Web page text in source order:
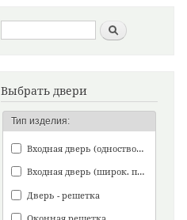
Форма поиска Найти
Выбрать двери
Тип изделия:
Входная дверь (одностворч.)
Входная дверь (широк. проем)
Дверь - решетка